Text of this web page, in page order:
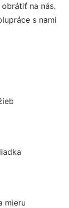
na nás.
s nami
mieru